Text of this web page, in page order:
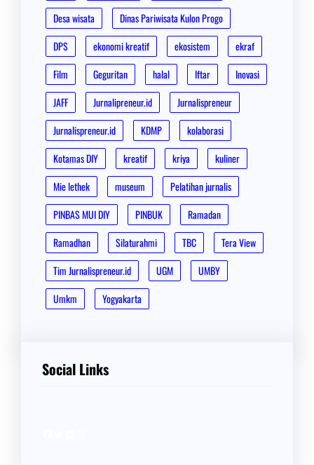
Desa wisata
Dinas Pariwisata Kulon Progo
DPS
ekonomi kreatif ekosistem
ekraf
Film
Geguritan halal Iftar
Inovasi
JAFF
Jurnalipreneur.id
Jurnalispreneur
Jurnalispreneur.id
KDMP
kolaborasi
Kotamas DIY
kreatif kriya
kuliner
Mie lethek
museum
Pelatihan jurnalis
PINBAS MUI DIY
PINBUK
Ramadan
Ramadhan
Silaturahmi TBC
Tera View
Tim Jurnalispreneur.id
UGM
UMBY
Umkm
Yogyakarta
Social Links